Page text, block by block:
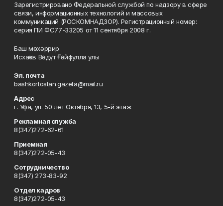
Зарегистрировано Федеральной службой по надзору в сфере
связи, информационных технологий и массовых
коммуникаций (РОСКОМНАДЗОР). Регистрационный номер:
серия ПИ ФС77-33205 от 11 сентября 2008 г.
Баш мөхәррир
Исхаҡов Вәдүт Ғәйфулла улы
Эл. почта
bashkortostan.gazeta@mail.ru
Адрес
г. Уфа, ул. 50 лет Октября, 13, 5-й этаж
Рекламная служба
8(347)272-62-61
Приемная
8(347)272-05-43
Сотрудничество
8(347) 273-83-92
Отдел кадров
8(347)272-05-43